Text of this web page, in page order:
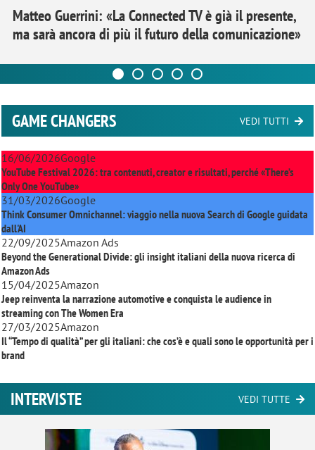
Matteo Guerrini: «La Connected TV è già il presente,
ma sarà ancora di più il futuro della comunicazione»
GAME CHANGERS VEDI TUTTI
16/06/2026Google
YouTube Festival 2026: tra contenuti, creator e risultati, perché «There’s
Only One YouTube»
31/03/2026Google
Think Consumer Omnichannel: viaggio nella nuova Search di Google guidata
dall'AI
22/09/2025Amazon Ads
Beyond the Generational Divide: gli insight italiani della nuova ricerca di
Amazon Ads
15/04/2025Amazon
Jeep reinventa la narrazione automotive e conquista le audience in
streaming conThe Women Era
27/03/2025Amazon
Il “Tempo di qualità” per gli italiani: che cos’è e quali sono le opportunità per i
brand
INTERVISTE VEDI TUTTE